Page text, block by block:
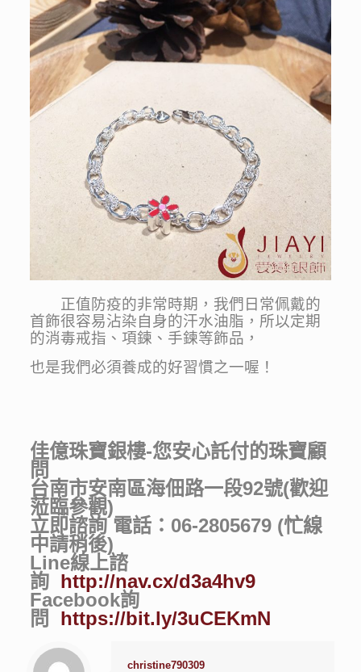
正值防疫的非常時期，我們日常佩戴的
首飾很容易沾染自身的汗水油脂，所以定期
的消毒戒指、項鍊、手鍊等飾品，
也是我們必須養成的好習慣之一喔！
佳億珠寶銀樓-您安心託付的珠寶顧
問
台南市安南區海佃路一段92號(歡迎
蒞臨參觀)
立即諮詢 電話：06-2805679 (忙線
中請稍後)
Line線上諮
詢 http://nav.cx/d3a4hv9
Facebook詢
問 https://bit.ly/3uCEKmN
christine790309